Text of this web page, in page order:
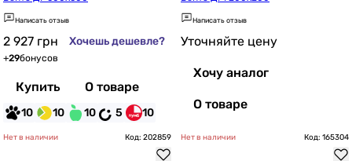
Написать отзыв
2 927 грн Хочешь дешевле?
+29бонусов
Купить О товаре
10 10 10 5 10
Написать отзыв
Уточняйте цену
Хочу аналог
О товаре
Нет в наличии Код: 202859 Нет в наличии Код: 165304